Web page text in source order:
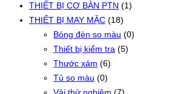
THIẾT BỊ CƠ BẢN PTN (1)
THIẾT BỊ MAY MẶC (18)
Bóng đèn so màu (0)
Thiết bị kiểm tra (5)
Thước xám (6)
Tủ so màu (0)